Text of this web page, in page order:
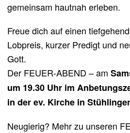
gemeinsam hautnah erleben.
Freue dich auf einen
Lobpreis, kurzer Predigt und
Gott.
Der FEUER-ABEND – am
um 19.30 Uhr im
in der ev. Kirche in
Neugierig? Mehr zu unseren